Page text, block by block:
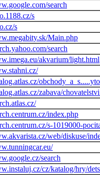
search
s
s
Main.php
search
akvarium/light.html
zabava/
index.php
s-1019000-
web/diskuse/
search
cz/katalog/hry/